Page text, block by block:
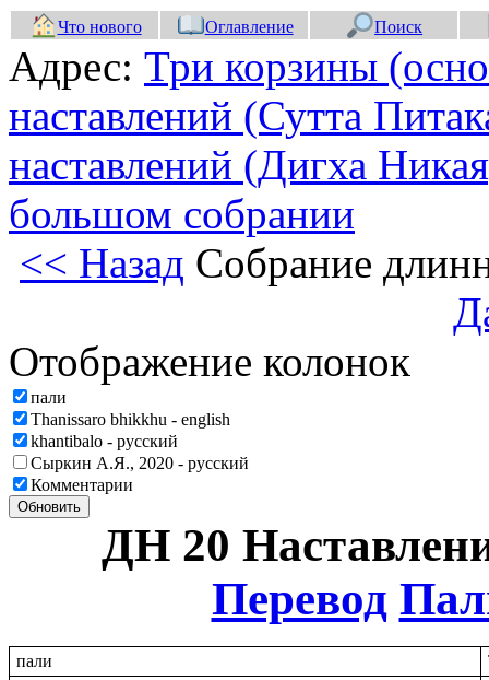
Что нового Оглавление Поиск
Адрес: Три корзины
наставлений (Сутта
наставлений (Дигха
большом собрании
<< Назад Собрание
Отображение колонок
пали
Thanissaro bhikkhu - english
khantibalo - русский
Сыркин А.Я., 2020 - русский
Комментарии
Обновить
ДН 20
Перевод
пали